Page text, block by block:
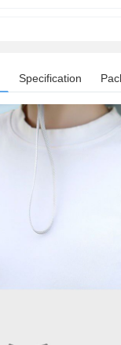
Specification